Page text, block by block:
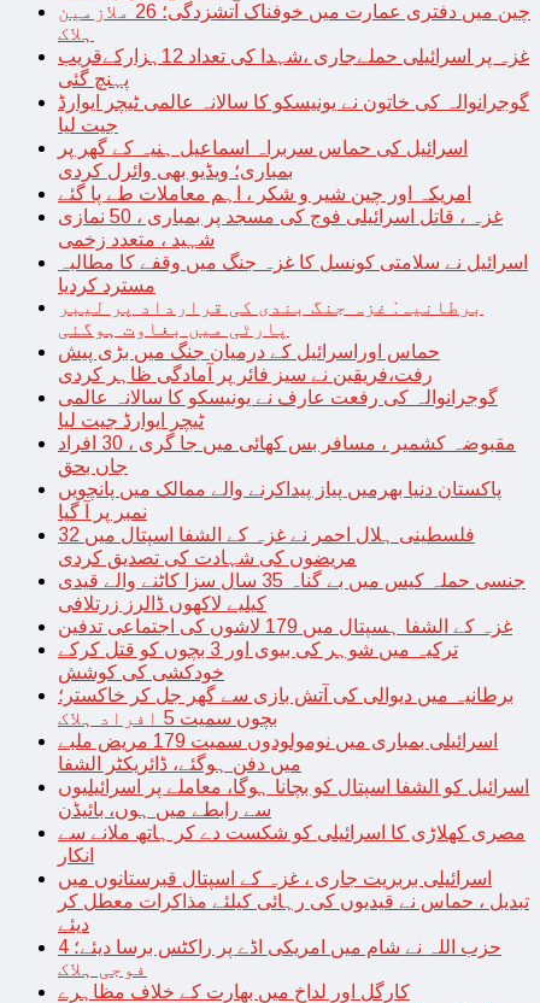
چین میں دفتری عمارت میں خوفناک آتشزدگی؛ 26 ملازمین
ہلاک
غزہ پر اسرائیلی حملےجاری ،شہدا کی تعداد 12ہزارکےقریب
پہنچ گئی
گوجرانوالہ کی خاتون نے یونیسکو کا سالانہ عالمی ٹیچر ایوارڈ
جیت لیا
اسرائیل کی حماس سربراہ اسماعیل ہنیہ کے گھر پر
بمباری؛ ویڈیو بھی وائرل کردی
امریکہ اور چین شیر و شکر ، اہم معاملات طے پا گئے
غزہ ، قاتل اسرائیلی فوج کی مسجد پر بمباری ، 50 نمازی
شہید ، متعدد زخمی
اسرائیل نے سلامتی کونسل کا غزہ جنگ میں وقفے کا مطالبہ
مسترد کردیا
برطانیہ: غزہ جنگ بندی کی قرارداد پر لیبر
پارٹی میں بغاوت ہوگئی
حماس اوراسرائیل کے درمیان جنگ میں بڑی پیش
رفت،فریقین نے سیز فائر پر آمادگی ظاہر کردی
گوجرانوالہ کی رفعت عارف نے یونیسکو کا سالانہ عالمی
ٹیچر ایوارڈ جیت لیا
مقبوضہ کشمیر ، مسافر بس کھائی میں جا گری ، 30 افراد
جاں بحق
پاکستان دنیا بھرمیں پیاز پیداکرنے والے ممالک میں پانچویں
نمبر پر آ گیا
فلسطینی ہلال احمر نے غزہ کے الشفا اسپتال میں 32
مریضوں کی شہادت کی تصدیق کردی
جنسی حملہ کیس میں بے گناہ 35 سال سزا کاٹنے والے قیدی
کیلیے لاکھوں ڈالرز زرتلافی
غزہ کے الشفا ہسپتال میں 179 لاشوں کی اجتماعی تدفین
ترکیہ میں شوہر کی بیوی اور 3 بچوں کو قتل کرکے
خودکشی کی کوشش
برطانیہ میں دیوالی کی آتش بازی سے گھر جل کر خاکستر؛
بچوں سمیت 5 افراد ہلاک
اسرائیلی بمباری میں نومولودوں سمیت 179 مریض ملبے
میں دفن ہوگئے، ڈائریکٹر الشفا
اسرائیل کو الشفا اسپتال کو بچانا ہوگا، معاملے پر اسرائیلیوں
سے رابطے میں ہوں، بائیڈن
مصری کھلاڑی کا اسرائیلی کو شکست دے کر ہاتھ ملانے سے
انکار
اسرائیلی بربریت جاری ، غزہ کے اسپتال قبرستانوں میں
تبدیل ، حماس نے قیدیوں کی رہائی کیلئے مذاکرات معطل کر
دیئے
حزب اللہ نے شام میں امریکی اڈے پر راکٹس برسا دیئے؛ 4
فوجی ہلاک
کارگل اور لداخ میں بھارت کے خلاف مظاہرے